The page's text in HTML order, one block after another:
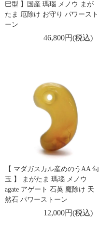
巴型 】国産 瑪瑙 メノウ まが
たま 厄除け お守り パワースト
ーン
46,800円(税込)
【 マダガスカル産めのうAA 勾
玉 】 まがたま 瑪瑙 メノウ
agate アゲート 石英 魔除け 天
然石 パワーストーン
12,000円(税込)